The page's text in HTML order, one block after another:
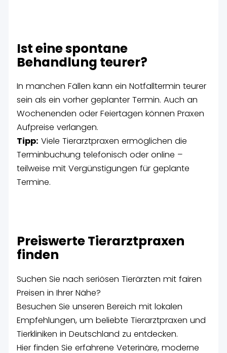
Ist eine spontane
Behandlung teurer?
In manchen Fällen kann ein Notfalltermin teurer
sein als ein vorher geplanter Termin. Auch an
Wochenenden oder Feiertagen können Praxen
Aufpreise verlangen.
Tipp: Viele Tierarztpraxen ermöglichen die
Terminbuchung telefonisch oder online –
teilweise mit Vergünstigungen für geplante
Termine.
Preiswerte Tierarztpraxen
finden
Suchen Sie nach seriösen Tierärzten mit fairen
Preisen in Ihrer Nähe?
Besuchen Sie unseren Bereich mit lokalen
Empfehlungen, um beliebte Tierarztpraxen und
Tierkliniken in Deutschland zu entdecken.
Hier finden Sie erfahrene Veterinäre, moderne